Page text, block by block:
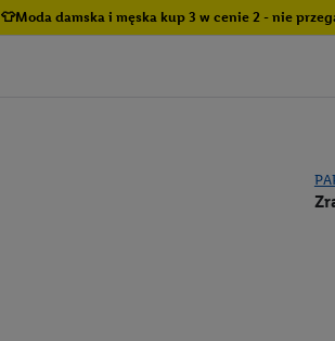
👕Moda damska i męska kup 3 w cenie 2 - nie